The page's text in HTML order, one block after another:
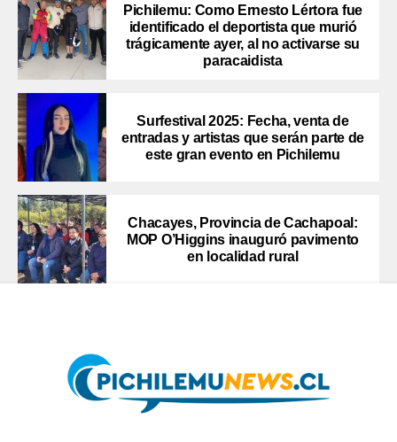
Pichilemu: Como Ernesto Lértora fue
identificado el deportista que murió
trágicamente ayer, al no activarse su
paracaidista
Surfestival 2025: Fecha, venta de
entradas y artistas que serán parte de
este gran evento en Pichilemu
Chacayes, Provincia de Cachapoal:
MOP O’Higgins inauguró pavimento
en localidad rural